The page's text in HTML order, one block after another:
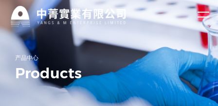
关于
我们
公司主营产品过
碳酸钠、氟化
钠、DMPA、特
殊洗涤等多种化
工产品，凭借过
公司简介
资质荣誉
资讯
中心
第一时间了解中
菁实业有限公司
最新资讯！
企业新闻
行业资讯
产品
无水偏硅酸钠
五水偏硅酸钠
葡萄糖酸钠
萘磺酸钠（萘
酰氯
过硼酸钠
产品中心
Products